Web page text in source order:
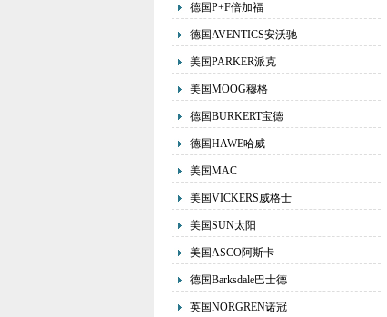
德国P+F倍加福
德国AVENTICS安沃驰
美国PARKER派克
美国MOOG穆格
德国BURKERT宝德
德国HAWE哈威
美国MAC
美国VICKERS威格士
美国SUN太阳
美国ASCO阿斯卡
德国Barksdale巴士德
英国NORGREN诺冠